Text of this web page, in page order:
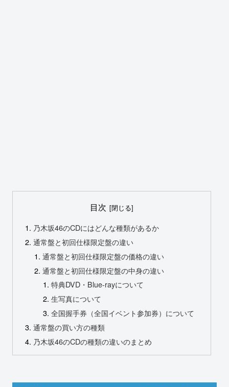
目次
乃木坂46のCDにはどんな種類があるか
通常盤と初回仕様限定盤の違い
通常盤と初回仕様限定盤の価格の違い
通常盤と初回仕様限定盤の中身の違い
特典DVD・Blue-rayについて
生写真について
全国握手券（全国イベント参加券）について
通常盤の買い方の種類
乃木坂46のCDの種類の違いのまとめ